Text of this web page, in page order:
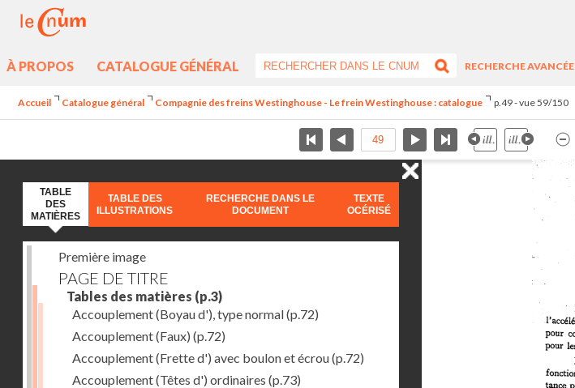
À PROPOS CATALOGUE GÉNÉRAL
RECHERCHE AVANCÉE
Accueil Catalogue général Compagnie des freins Westinghouse - Le frein Westinghouse : catalogue p.49 - vue 59/150
TABLE
DES
MATIÈRES
TABLE DES
ILLUSTRATIONS
RECHERCHE DANS LE
DOCUMENT
TEXTE
OCÉRISÉ
Première image
PAGE DE TITRE
Tables des matières (p.3)
Accouplement (Boyau d'), type normal(p.72)
Accouplement (Faux) (p.72)
Accouplement (Frette d') avec boulon et écrou(p.72)
Accouplement (Têtes d') ordinaires (p.73)